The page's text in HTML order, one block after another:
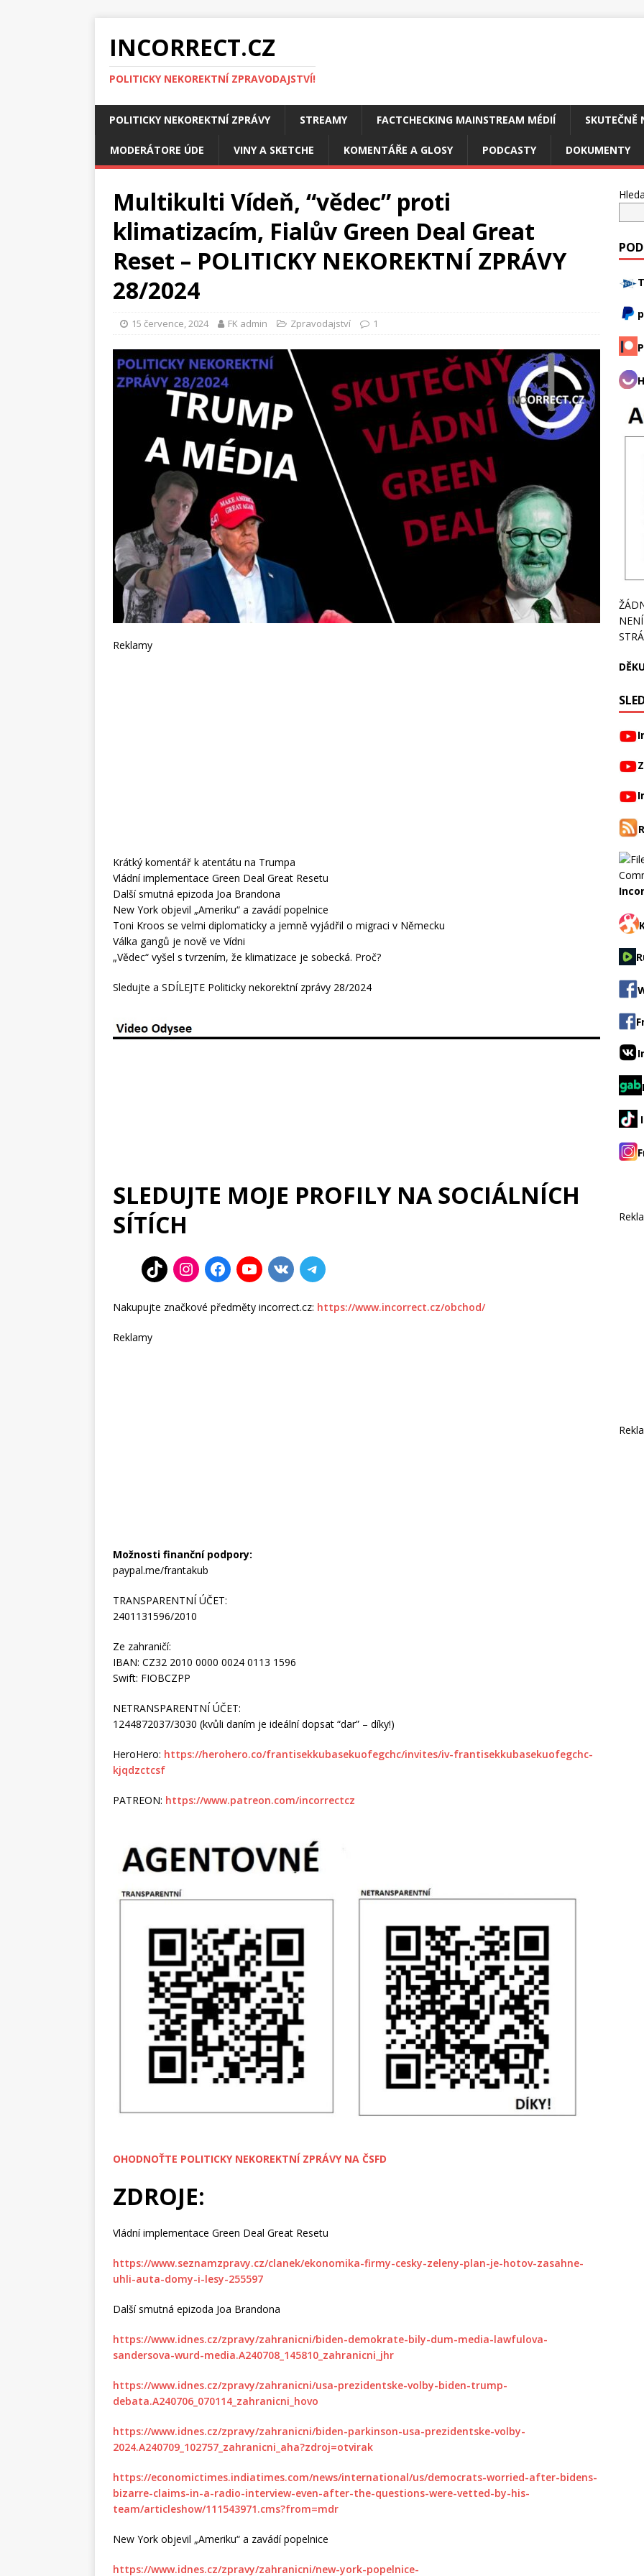
INCORRECT.CZ
POLITICKY NEKOREKTNÍ ZPRAVODAJSTVÍ!
POLITICKY NEKOREKTNÍ ZPRÁVY STREAMY FACTCHECKING MAINSTREAM MÉDIÍ SKUTEČNĚ
MODERÁTORE ÚDE VINY A SKETCHE KOMENTÁŘE A GLOSY PODCASTY DOKUMENTY
Multikulti Vídeň, “vědec” proti
klimatizacím, Fialův Green Deal Great
Reset – POLITICKY NEKOREKTNÍ ZPRÁVY
28/2024
15 července, 2024 FK admin Zpravodajství 1
Reklamy
Krátký komentář k atentátu na Trumpa
Vládní implementace Green Deal Great Resetu
Další smutná epizoda Joa Brandona
New York objevil „Ameriku“ a zavádí popelnice
Toni Kroos se velmi diplomaticky a jemně vyjádřil o migraci v Německu
Válka gangů je nově ve Vídni
„Vědec“ vyšel s tvrzením, že klimatizace je sobecká. Proč?
Sledujte a SDÍLEJTE Politicky nekorektní zprávy 28/2024
SLEDUJTE MOJE PROFILY NA SOCIÁLNÍCH
SÍTÍCH
Nakupujte značkové předměty incorrect.cz: https://www.incorrect.cz/obchod/
Reklamy
Možnosti finanční podpory:
paypal.me/frantakub
TRANSPARENTNÍ ÚČET:
2401131596/2010
Ze zahraničí:
IBAN: CZ32 2010 0000 0024 0113 1596
Swift: FIOBCZPP
NETRANSPARENTNÍ ÚČET:
1244872037/3030 (kvůli daním je ideální dopsat “dar” – díky!)
HeroHero: https://herohero.co/frantisekkubasekuofegchc/invites/iv-frantisekkubasekuofegchc-
kjqdzctcsf
PATREON: https://www.patreon.com/incorrectcz
OHODNOŤTE POLITICKY NEKOREKTNÍ ZPRÁVY NA ČSFD
ZDROJE:
Vládní implementace Green Deal Great Resetu
https://www.seznamzpravy.cz/clanek/ekonomika-firmy-cesky-zeleny-plan-je-hotov-zasahne-
uhli-auta-domy-i-lesy-255597
Další smutná epizoda Joa Brandona
https://www.idnes.cz/zpravy/zahranicni/biden-demokrate-bily-dum-media-lawfulova-
sandersova-wurd-media.A240708_145810_zahranicni_jhr
https://www.idnes.cz/zpravy/zahranicni/usa-prezidentske-volby-biden-trump-
debata.A240706_070114_zahranicni_hovo
https://www.idnes.cz/zpravy/zahranicni/biden-parkinson-usa-prezidentske-volby-
2024.A240709_102757_zahranicni_aha?zdroj=otvirak
https://economictimes.indiatimes.com/news/international/us/democrats-worried-after-bidens-
bizarre-claims-in-a-radio-interview-even-after-the-questions-were-vetted-by-his-
team/articleshow/111543971.cms?from=mdr
New York objevil „Ameriku“ a zavádí popelnice
https://www.idnes.cz/zpravy/zahranicni/new-york-popelnice-